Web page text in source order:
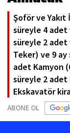
Şoför ve Yakıt
süreyle 4 adet
süreyle 2 adet
Teker) ve 9
adet Kamyon
süreyle 2 adet
Ekskavatör
ABONE OL